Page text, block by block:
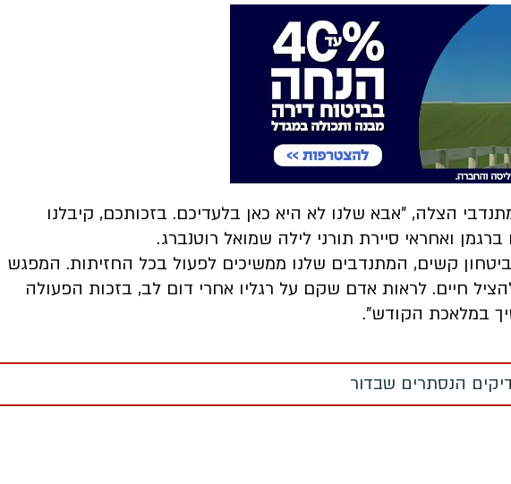
הצלה, "אבא שלנו לא היא כאן בלעדיכם. בזכותכם, קיבלנו
ואחראי סיירת תורני לילה שמואל רוטנברג.
קשים, המתנדבים שלנו ממשיכים לפעול בכל החזיתות. המפגש
חיים. לראות אדם שקם על רגליו אחרי דום לב, בזכות הפעולה
במלאכת הקודש".
הנסתרים שבדור